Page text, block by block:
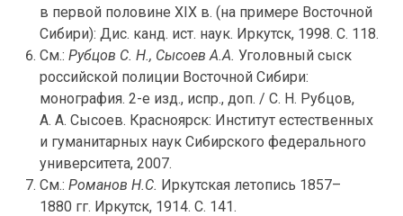
в первой половине XIX в. (на примере Восточной
Сибири): Дис. канд. ист. наук. Иркутск, 1998. С. 118.
См.: Рубцов С. Н., Сысоев А.А. Уголовный сыск
российской полиции Восточной Сибири:
монография. 2-е изд., испр., доп. / С. Н. Рубцов,
А. А. Сысоев. Красноярск: Институт естественных
и гуманитарных наук Сибирского федерального
университета, 2007.
См.: Романов Н.С. Иркутская летопись 1857–
1880 гг. Иркутск, 1914. С. 141.